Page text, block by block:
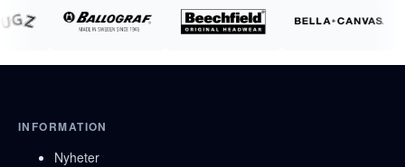
INFORMATION
Nyheter